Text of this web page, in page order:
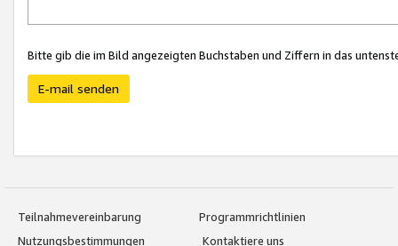
Bitte gib die im Bild angezeigten Buchstaben und Ziffern in das
E-mail senden
Teilnahmevereinbarung
Programmrichtlinien
Nutzungsbestimmungen
Kontaktiere uns